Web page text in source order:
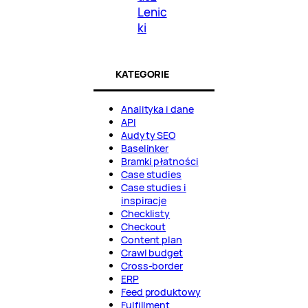
Lenic
ki
KATEGORIE
Analityka i dane
API
Audyty SEO
Baselinker
Bramki płatności
Case studies
Case studies i
inspiracje
Checklisty
Checkout
Content plan
Crawl budget
Cross-border
ERP
Feed produktowy
Fulfillment